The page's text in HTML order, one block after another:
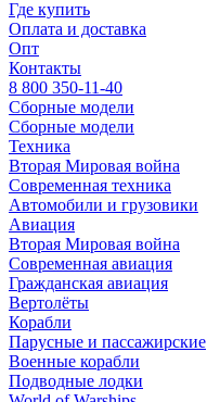
Где купить
Оплата и доставка
Опт
Контакты
8 800 350-11-40
Сборные модели
Сборные модели
Техника
Вторая Мировая война
Современная техника
Автомобили и грузовики
Авиация
Вторая Мировая война
Современная авиация
Гражданская авиация
Вертолёты
Корабли
Парусные и пассажирские
Военные корабли
Подводные лодки